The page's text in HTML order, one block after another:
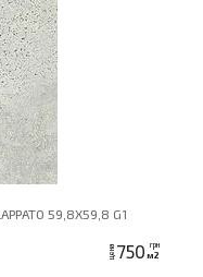
59,8X59,8 G1
цена 750 грн
м2